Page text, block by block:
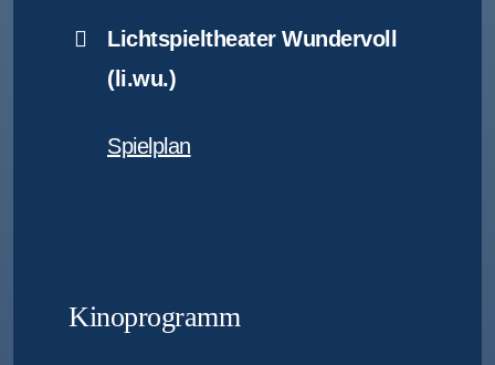
Lichtspieltheater Wundervoll
(li.wu.)
Spielplan
Kinoprogramm